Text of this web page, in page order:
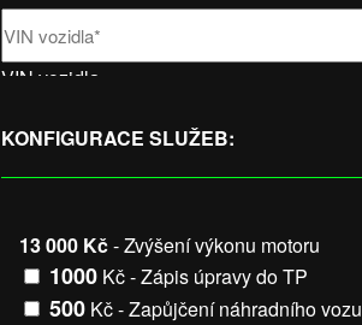
VIN vozidla
KONFIGURACE SLUŽEB:
13 000 Kč- Zvýšení výkonu motoru
1000Kč - Zápis úpravy do TP
500Kč - Zapůjčení náhradního vozu